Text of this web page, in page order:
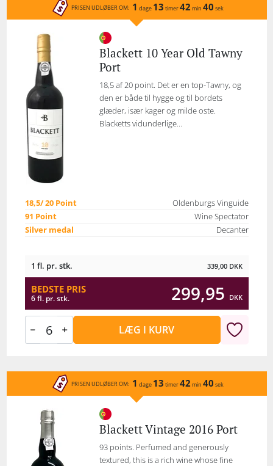
PRISEN UDLØBER OM: 1 dage 13 timer42 min 40 sek
Blackett 10 Year Old Tawny
Port
18,5 af 20 point. Det er en top-Tawny, og
den er både til hygge og til bordets
glæder, især kager og milde oste.
Blacketts vidunderlige...
18,5/ 20 Point
Oldenburgs Vinguide
91 Point
Wine Spectator
Silver medal
Decanter
1 fl. pr. stk. 339,00 DKK
BEDSTE PRIS
6 fl. pr. stk. 299,95 DKK
LÆG I KURV
PRISEN UDLØBER OM: 1 dage 13 timer42 min 40 sek
Blackett Vintage 2016 Port
93 points. Perfumed and generously
textured, this is a rich wine whose fine